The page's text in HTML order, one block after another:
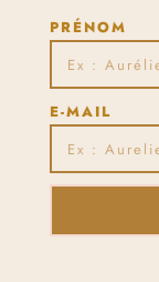
PRÉNOM
E-MAIL